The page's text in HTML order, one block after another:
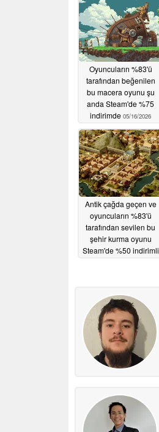
Oyuncuların %83'ü
tarafından beğenilen
bu macera oyunu şu
anda Steam'de %75
indirimde 05/16/2026
Antik çağda geçen ve
oyuncuların %83'ü
tarafından sevilen bu
şehir kurma oyunu
Steam'de %50 indirimli